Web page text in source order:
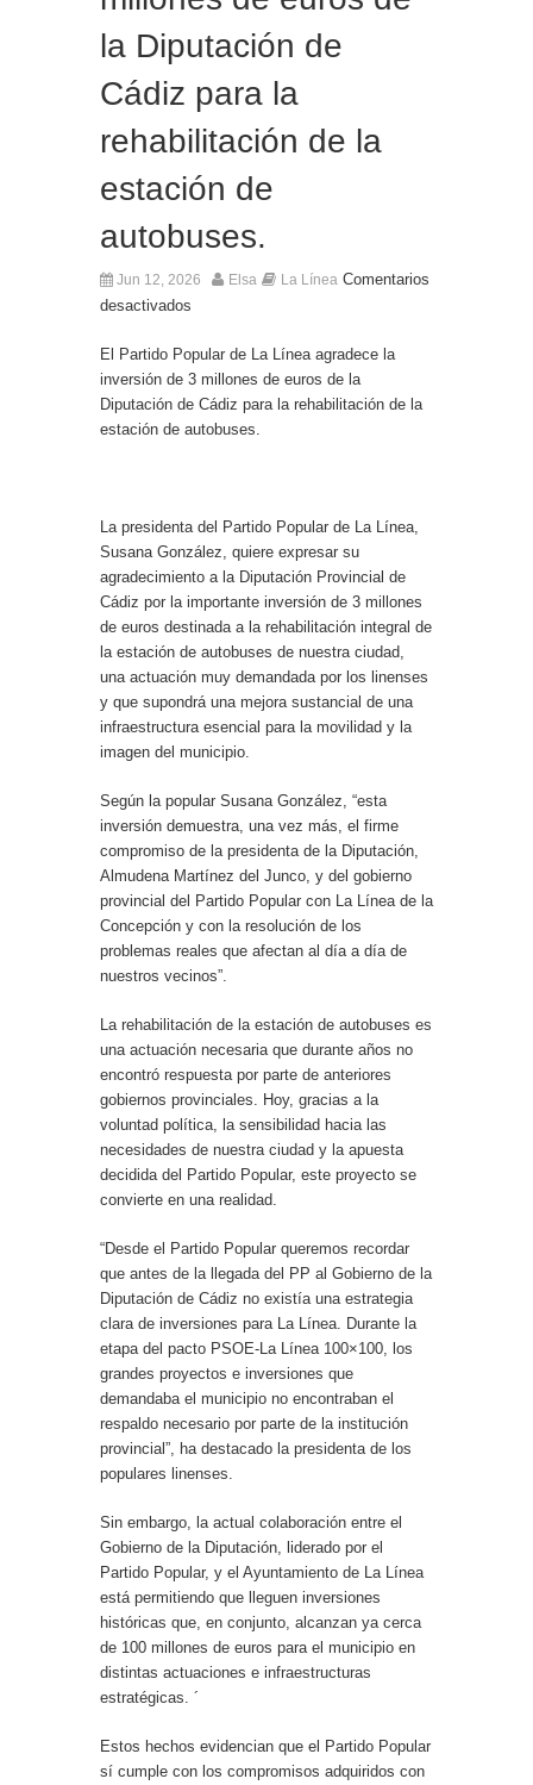
Presentado el IV Torneo de Fútbol Senior Alcalde
de San Roque, que se disputa la semana
próxima
la Diputación de
Cádiz para la
rehabilitación de la
estación de
autobuses.
Jun 12, 2026 Elsa La Línea Comentarios
desactivados
El Partido Popular de La Línea agradece la
inversión de 3 millones de euros de la
Diputación de Cádiz para la rehabilitación de la
estación de autobuses.
La presidenta del Partido Popular de La Línea,
Susana González, quiere expresar su
agradecimiento a la Diputación Provincial de
Cádiz por la importante inversión de 3 millones
de euros destinada a la rehabilitación integral de
la estación de autobuses de nuestra ciudad,
una actuación muy demandada por los linenses
y que supondrá una mejora sustancial de una
infraestructura esencial para la movilidad y la
imagen del municipio.
Según la popular Susana González, “esta
inversión demuestra, una vez más, el firme
compromiso de la presidenta de la Diputación,
Almudena Martínez del Junco, y del gobierno
provincial del Partido Popular con La Línea de la
Concepción y con la resolución de los
problemas reales que afectan al día a día de
nuestros vecinos”.
La rehabilitación de la estación de autobuses es
una actuación necesaria que durante años no
encontró respuesta por parte de anteriores
gobiernos provinciales. Hoy, gracias a la
voluntad política, la sensibilidad hacia las
necesidades de nuestra ciudad y la apuesta
decidida del Partido Popular, este proyecto se
convierte en una realidad.
“Desde el Partido Popular queremos recordar
que antes de la llegada del PP al Gobierno de la
Diputación de Cádiz no existía una estrategia
clara de inversiones para La Línea. Durante la
etapa del pacto PSOE-La Línea 100×100, los
grandes proyectos e inversiones que
demandaba el municipio no encontraban el
respaldo necesario por parte de la institución
provincial”, ha destacado la presidenta de los
populares linenses.
Sin embargo, la actual colaboración entre el
Gobierno de la Diputación, liderado por el
Partido Popular, y el Ayuntamiento de La Línea
está permitiendo que lleguen inversiones
históricas que, en conjunto, alcanzan ya cerca
de 100 millones de euros para el municipio en
distintas actuaciones e infraestructuras
estratégicas. ´
Estos hechos evidencian que el Partido Popular
sí cumple con los compromisos adquiridos con